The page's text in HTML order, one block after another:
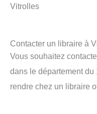
Vitrolles
Contacter un libraire à
Vous souhaitez
dans le département
rendre chez un libraire